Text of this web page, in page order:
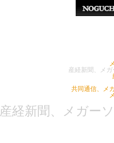
産経新聞、メ
共同通信、メ
産経新聞、メガー